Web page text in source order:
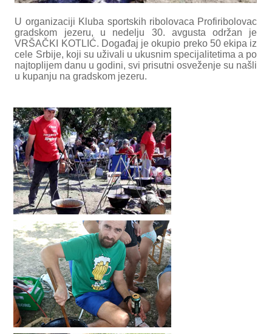
U organizaciji Kluba sportskih ribolovaca Profiribolovac
gradskom jezeru, u nedelju 30. avgusta održan je
VRŠAČKI KOTLIĆ. Događaj je okupio preko 50 ekipa iz
cele Srbije, koji su uživali u ukusnim specijalitetima a po
najtoplijem danu u godini, svi prisutni osveženje su našli
u kupanju na gradskom jezeru.